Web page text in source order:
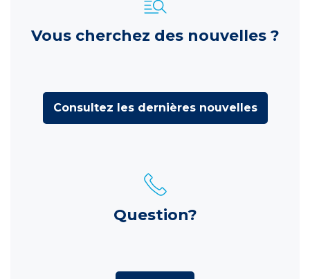
Vous cherchez des nouvelles ?
Consultez les dernières nouvelles
Question?